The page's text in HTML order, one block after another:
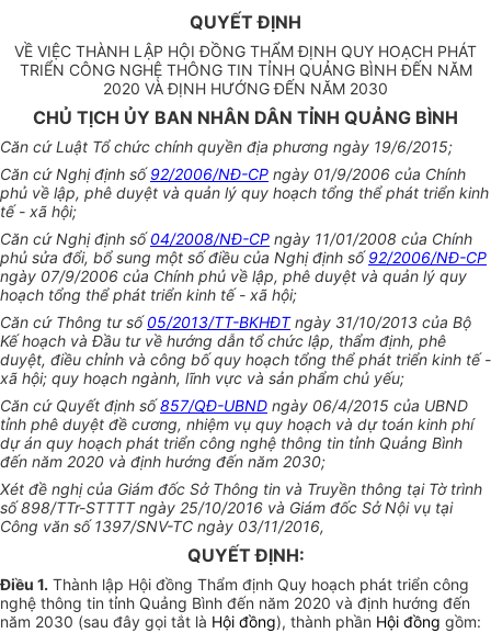
QUYẾT ĐỊNH
VỀ VIỆC THÀNH LẬP HỘI ĐỒNG THẨM ĐỊNH QUY HOẠCH PHÁT
TRIỂN CÔNG NGHỆ THÔNG TIN TỈNH QUẢNG BÌNH ĐẾN NĂM
2020 VÀ ĐỊNH HƯỚNG ĐẾN NĂM 2030
CHỦ TỊCH ỦY BAN NHÂN DÂN TỈNH QUẢNG BÌNH
Căn cứ Luật Tổ chức chính quyền địa phương ngày 19/6/2015;
Căn cứ Nghị định số92/2006/NĐ-CP ngày 01/9/2006 của Chính
phủ về lập, phê duyệt và quản lý quy hoạch tổng thể phát triển kinh
tế - xã hội;
Căn cứ Nghị định số04/2008/NĐ-CP ngày 11/01/2008 của Chính
phủ sửa đổi, bổ sung một số điều của Nghị định số92/2006/NĐ-CP
ngày 07/9/2006 của Chính phủ về lập, phê duyệt và quản lý quy
hoạch tổng thể phát triển kinh tế - xã hội;
Căn cứ Thông tư số05/2013/TT-BKHĐTngày 31/10/2013 của Bộ
Kế hoạch và Đầu tư về hướng dẫn tổ chức lập, thẩm định, phê
duyệt, điều chỉnh và công bố quy hoạch tổng thể phát triển kinh tế -
xã hội; quy hoạch ngành, lĩnh vực và sản phẩm chủ yếu;
Căn cứ Quyết định số857/QĐ-UBND ngày 06/4/2015 của UBND
tỉnh phê duyệt đề cương, nhiệm vụ quy hoạch và dự toán kinh phí
dự án quy hoạch phát triển công nghệ thông tin tỉnh Quảng Bình
đến năm 2020 và định hướng đến năm 2030;
Xét đề nghị của Giám đốc Sở Thông tin và Truyền thông tại Tờ trình
số 898/TTr-STTTT ngày 25/10/2016 và Giám đốc Sở Nội vụ tại
Công văn số 1397/SNV-TC ngày 03/11/2016,
QUYẾT ĐỊNH:
Điều 1. Thành lập Hội đồng Thẩm định Quy hoạch phát triển công
nghệ thông tin tỉnh Quảng Bình đến năm 2020 và định hướng đến
năm 2030 (sau đây gọi tắt là Hội đồng), thành phần Hội đồng gồm: